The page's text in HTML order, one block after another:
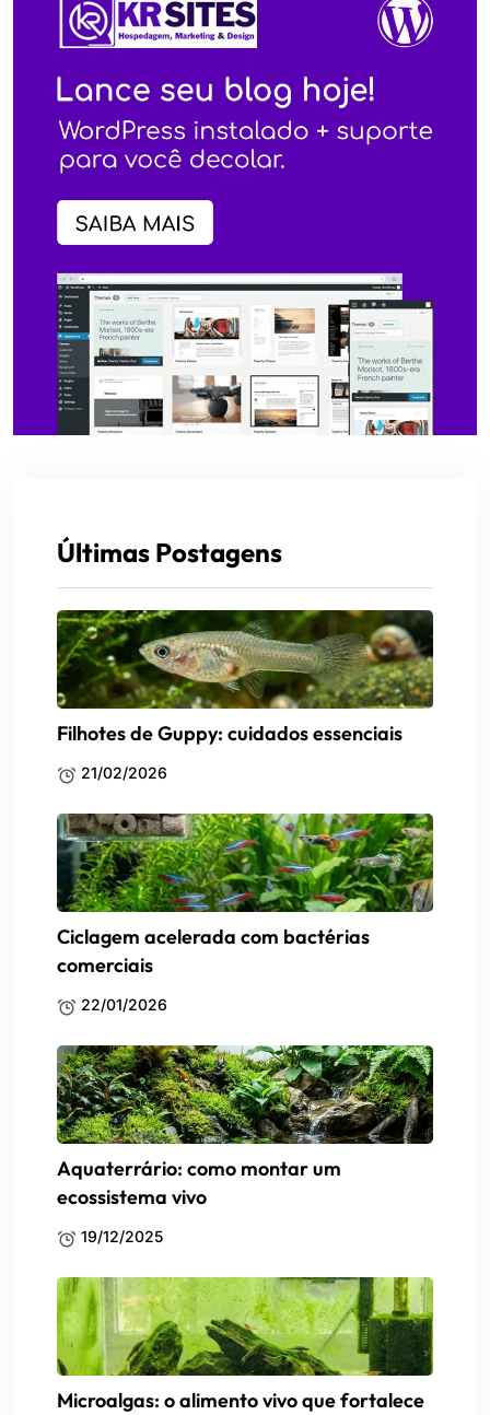
Últimas Postagens
Filhotes de Guppy: cuidados essenciais
21/02/2026
Ciclagem acelerada com bactérias
comerciais
22/01/2026
Aquaterrário: como montar um
ecossistema vivo
19/12/2025
Microalgas: o alimento vivo que fortalece